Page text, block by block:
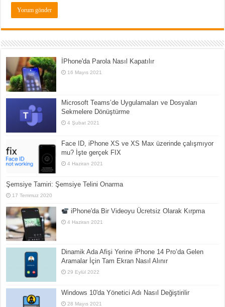
İPhone'da Parola Nasıl Kapatılır
16 Mayıs 2021
Microsoft Teams’de Uygulamaları ve Dosyaları
Sekmelere Dönüştürme
4 Şubat 2021
Face ID, iPhone XS ve XS Max üzerinde çalışmıyor
mu? İşte gerçek FIX
4 Haziran 2021
Şemsiye Tamiri: Şemsiye Telini Onarma
17 Temmuz 2020
iPhone'da Bir Videoyu Ücretsiz Olarak Kırpma
4 Haziran 2021
Dinamik Ada Afişi Yerine iPhone 14 Pro’da Gelen
Aramalar İçin Tam Ekran Nasıl Alınır
29 Eylül 2022
Windows 10'da Yönetici Adı Nasıl Değiştirilir
28 Mayıs 2021